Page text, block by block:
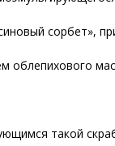
сорбет»,
облепихового
такой